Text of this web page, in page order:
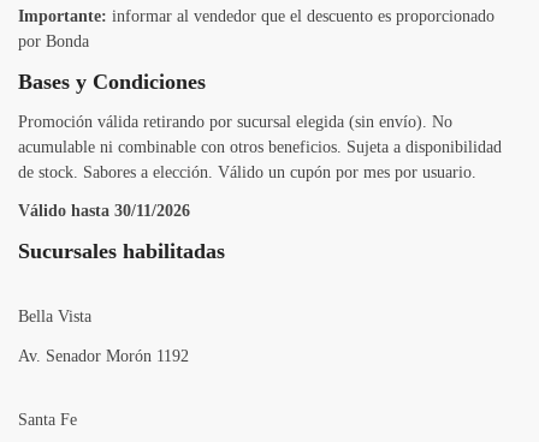
Importante: informar al vendedor que el descuento es proporcionado
por Bonda
Bases y Condiciones
Promoción válida retirando por sucursal elegida (sin envío). No
acumulable ni combinable con otros beneficios. Sujeta a disponibilidad
de stock. Sabores a elección. Válido un cupón por mes por usuario.
Válido hasta 30/11/2026
Sucursales habilitadas
Bella Vista
Av. Senador Morón 1192
Santa Fe